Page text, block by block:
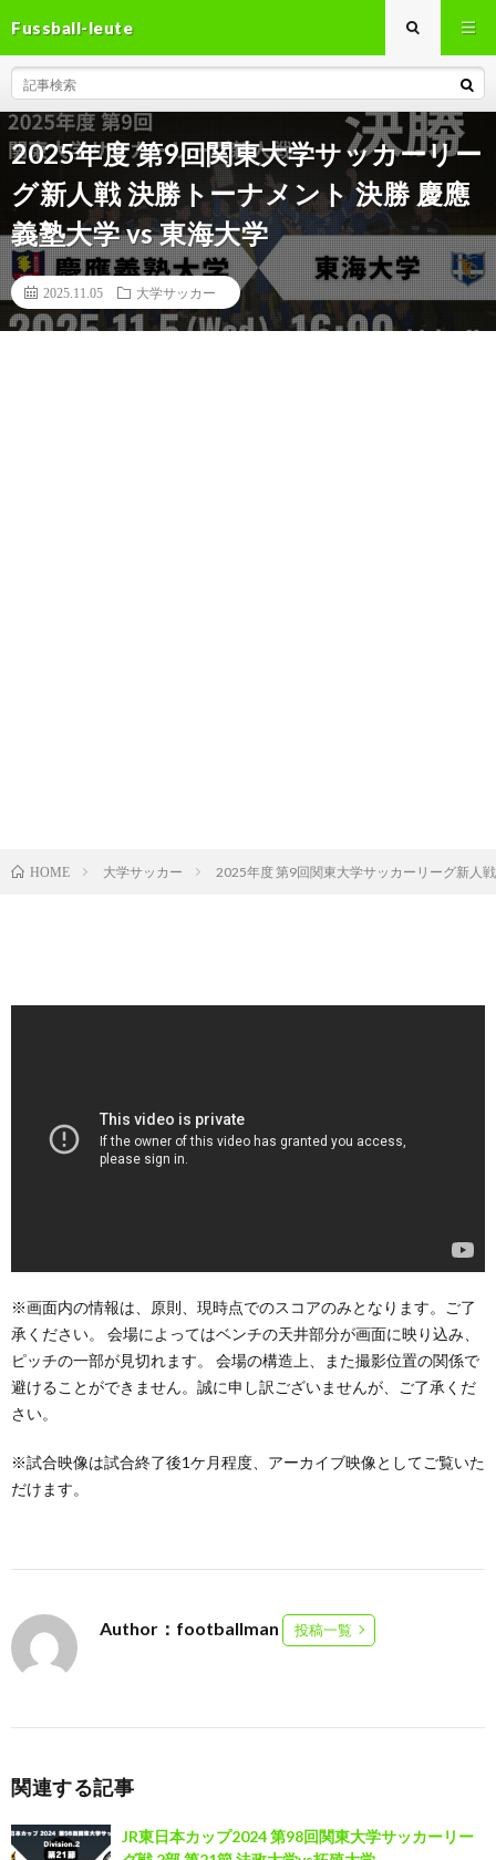
Fussball-leute
2025年度 第9回関東大学サッカーリー
グ新人戦 決勝トーナメント 決勝 慶應
義塾大学 vs 東海大学
2025.11.05 大学サッカー
HOME 大学サッカー 2025年度 第9回関東大学サッカーリーグ新人
※画面内の情報は、原則、現時点でのスコアのみとなります。ご了
承ください。 会場によってはベンチの天井部分が画面に映り込み、
ピッチの一部が見切れます。 会場の構造上、また撮影位置の関係で
避けることができません。誠に申し訳ございませんが、ご了承くだ
さい。
※試合映像は試合終了後1ケ月程度、アーカイブ映像としてご覧いた
だけます。
Author：footballman 投稿一覧
関連する記事
JR東日本カップ2024 第98回関東大学サッカーリー